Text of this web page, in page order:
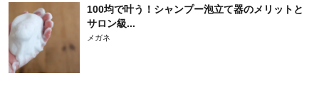
100均で叶う！シャンプー泡立て器のメリットと
サロン級...
メガネ